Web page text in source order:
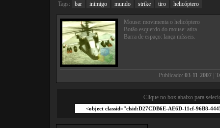
Tags: bar inimigo mundo strike tiro helicóptero
Mouse: movimenta o helicóptero
Botão esquerdo do mouse: atira
Barra de espaço: lança mísseis.
Publicado: 03-11-2007 |
Clique no box abaixo para